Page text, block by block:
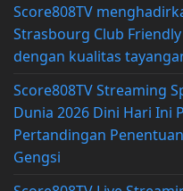
Score808TV
Strasbourg Club
dengan kualitas
Score808TV Streaming
Dunia 2026 Dini Hari Ini
Pertandingan
Gengsi